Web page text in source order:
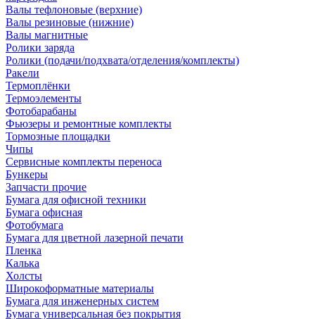
Валы тефлоновые (верхние)
Валы резиновые (нижние)
Валы магнитные
Ролики заряда
Ролики (подачи/подхвата/отделения/комплекты)
Ракели
Термоплёнки
Термоэлементы
Фотобарабаны
Фьюзеры и ремонтные комплекты
Тормозные площадки
Чипы
Сервисные комплекты переноса
Бункеры
Запчасти прочие
Бумага для офисной техники
Бумага офисная
Фотобумага
Бумага для цветной лазерной печати
Пленка
Калька
Холсты
Широкоформатные материалы
Бумага для инженерных систем
Бумага универсальная без покрытия